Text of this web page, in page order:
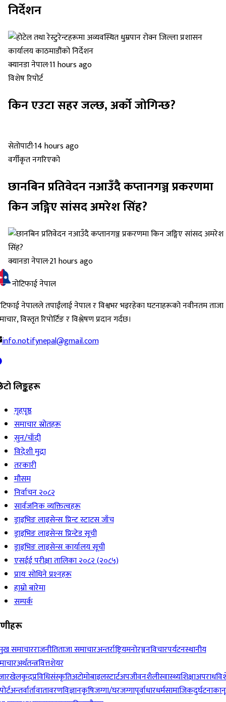
निर्देशन
क्यानडा नेपाल·11 hours ago
विशेष रिपोर्ट
किन एउटा सहर जल्छ, अर्को जोगिन्छ?
सेतोपाटी·14 hours ago
वर्गीकृत नगरिएको
छानबिन प्रतिवेदन नआउँदै कप्तानगञ्ज प्रकरणमा
किन जङ्गिए सांसद अमरेश सिंह?
क्यानडा नेपाल·21 hours ago
नोटिफाई नेपाल
नेपालले तपाईंलाई नेपाल र विश्वभर भइरहेका घटनाहरूको नवीनतम ताजा
विस्तृत रिपोर्टिङ र विश्लेषण प्रदान गर्दछ।
info.notifynepal@gmail.com
लिङ्कहरू
गृहपृष्ठ
समाचार स्रोतहरू
सुन/चाँदी
विदेशी मुद्रा
तरकारी
मौसम
निर्वाचन २०८२
सार्वजनिक व्यक्तित्वहरू
ड्राइभिङ लाइसेन्स प्रिन्ट स्टाटस जाँच
ड्राइभिङ लाइसेन्स प्रिन्टेड सूची
ड्राइभिङ लाइसेन्स कार्यालय सूची
एसईई परीक्षा तालिका २०८२ (२०८५)
प्रायः सोधिने प्रश्‍नहरू
हाम्रो बारेमा
सम्पर्क
समाचारराजनीतिताजा समाचारअन्तर्राष्ट्रियमनोरञ्जनविचारपर्यटनस्थानीय
अर्थतन्त्रवित्तशेयर
खेलकुदप्रविधिसंस्कृतिअटोमोबाइलस्टार्टअपजीवनशैलीस्वास्थ्यशिक्षाअपराध
अन्तर्वार्तावातावरणविज्ञानकृषिजग्गा/घरजग्गापूर्वाधारधर्मसामाजिकदुर्घटना